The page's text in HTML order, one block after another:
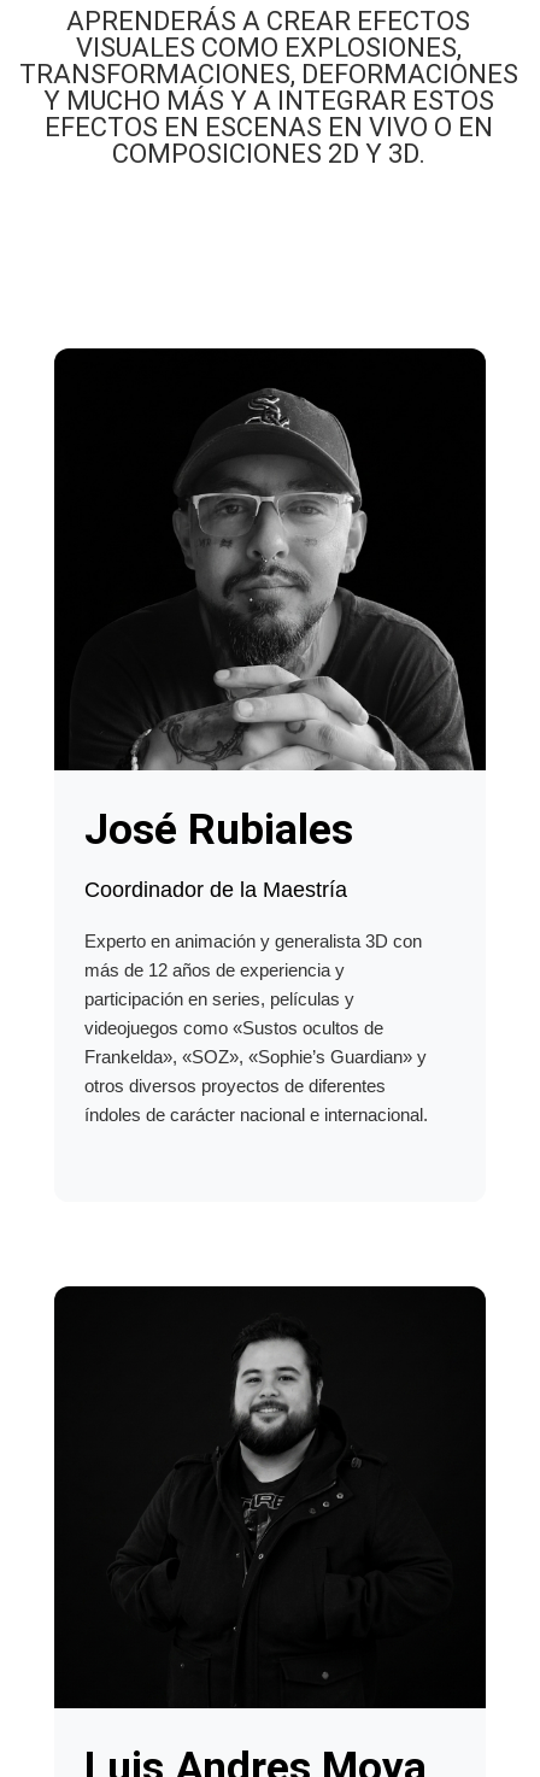
APRENDERÁS A CREAR EFECTOS
VISUALES COMO EXPLOSIONES,
TRANSFORMACIONES, DEFORMACIONES
Y MUCHO MÁS Y A INTEGRAR ESTOS
EFECTOS EN ESCENAS EN VIVO O EN
COMPOSICIONES 2D Y 3D.
José Rubiales
Coordinador de la Maestría
Experto en animación y generalista 3D con
más de 12 años de experiencia y
participación en series, películas y
videojuegos como «Sustos ocultos de
Frankelda», «SOZ», «Sophie’s Guardian» y
otros diversos proyectos de diferentes
índoles de carácter nacional e internacional.